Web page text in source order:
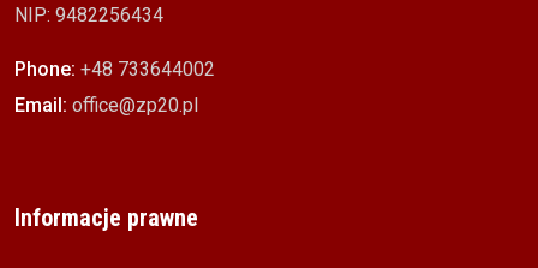
NIP: 9482256434
Phone: +48 733644002
Email: office@zp20.pl
Informacje prawne